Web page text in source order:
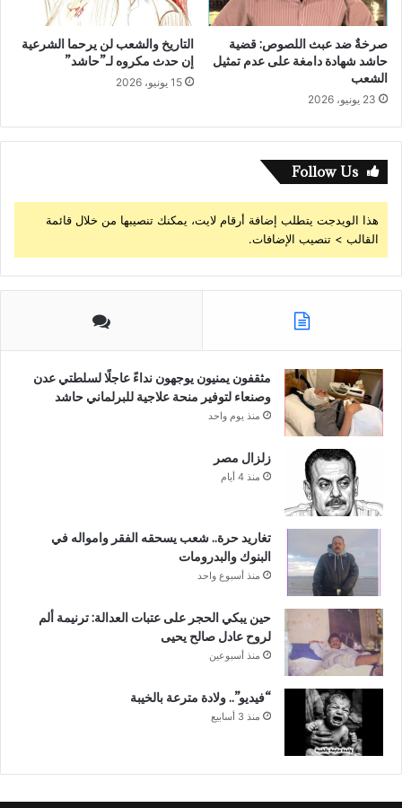
صرخةٌ ضد عبث اللصوص: قضية
حاشد شهادة دامغة على عدم تمثيل
الشعب
23 يونيو، 2026
التاريخ والشعب لن يرحما الشرعية
إن حدث مكروه لـ”حاشد”
15 يونيو، 2026
Follow Us
هذا الويدجت يتطلب إضافة أرقام لايت، يمكنك تنصيبها من خلال قائمة
القالب > تنصيب الإضافات.
مثقفون يمنيون يوجهون نداءً عاجلًا لسلطتي عدن
وصنعاء لتوفير منحة علاجية للبرلماني حاشد
منذ يوم واحد
زلزال مصر
منذ 4 أيام
تغاريد حرة.. شعب يسحقه الفقر وامواله في
البنوك والبدرومات
منذ أسبوع واحد
حين يبكي الحجر على عتبات العدالة: ترنيمة ألم
لروح عادل صالح يحيى
منذ أسبوعين
“فيديو”.. ولادة مترعة بالخيبة
منذ 3 أسابيع